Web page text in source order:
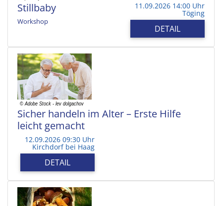
Stillbaby
Workshop
11.09.2026 14:00 Uhr
Töging
DETAIL
Sicher handeln im Alter – Erste Hilfe
leicht gemacht
12.09.2026 09:30 Uhr
Kirchdorf bei Haag
DETAIL